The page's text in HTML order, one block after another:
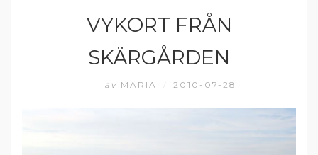
VYKORT FRÅN
SKÄRGÅRDEN
av MARIA 2010-07-28